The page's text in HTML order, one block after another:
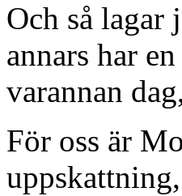
Och så lagar
annars har
varannan
För oss är